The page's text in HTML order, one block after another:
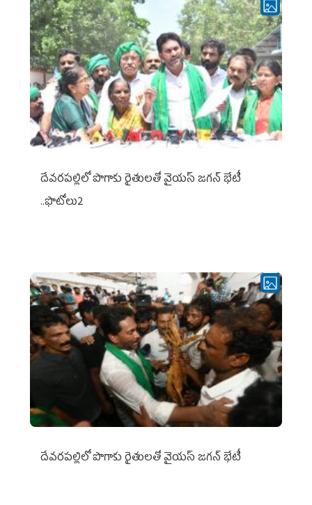
దేవరపల్లిలో పొగాకు రైతులతో వైయస్ జగన్ భేటీ
..ఫొటోలు2
దేవరపల్లిలో పొగాకు రైతులతో వైయస్ జగన్ భేటీ